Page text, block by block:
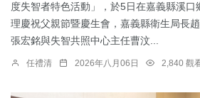
度失智者特色活動」，於5日在嘉義縣溪
理慶祝父親節暨慶生會，嘉義縣衛生局長
張宏銘與失智共照中心主任曹汶...
任禮清 2026年八月06日 2,840 觀